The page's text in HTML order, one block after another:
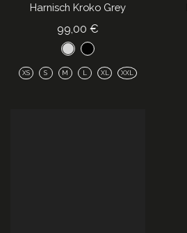
Harnisch Kroko Grey
99,00 €
XS S M L XL XXL